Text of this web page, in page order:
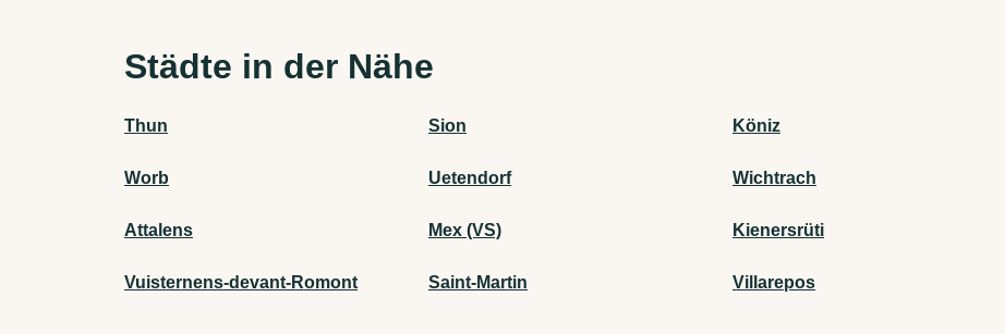
Städte in der Nähe
Thun Sion Köniz
Worb Uetendorf Wichtrach
Attalens Mex (VS) Kienersrüti
Vuisternens-devant-Romont Saint-Martin Villarepos